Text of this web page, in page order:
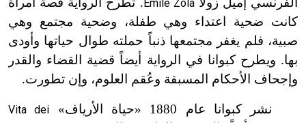
Emile Zola
كانت ضحية اعتداء وهي طفلة، وضحية مجتمع وهي
صبية، فلم يغفر مجتمعها ذنباً حملته طوال حياتها وأودى
بها. ويطرح كبوانا في الرواية أيضاً قضية القضاء والقدر
وإجحاف الأحكام المسبقة وعُقم العلوم، وإن تطورت.
نشر كبوانا عام 1880 «حياة الأرياف»
Vita dei